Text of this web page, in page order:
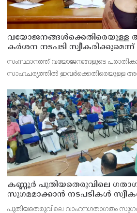
വയോജനങ്ങൾക്കെതിരെയുള്ള
കർശന നടപടി
സംസ്ഥാനത്ത് വയോജനങ്ങളുടെ
സാഹചര്യത്തിൽ ഇവർക്കെതിരെയുള്ള
കെ. സോമപ്രസാദ്.
കണ്ണൂർ പുതിയതെരുവിലെ
സുഗമമാക്കാന്‍ നടപടികള്‍
പുതിയതെരുവിലെ വാഹനഗതാഗതം